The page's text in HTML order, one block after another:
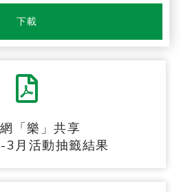
下載
「樂」共享
月活動抽籤結果